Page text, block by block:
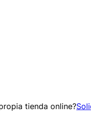
tienda online?